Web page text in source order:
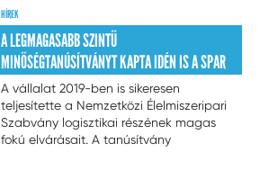
magas színvonalát, a munkavállalók és
a vezetők jeles szakmai felkészültségét
és...
HÍREK
A LEGMAGASABB SZINTŰ
MINŐSÉGTANÚSÍTVÁNYT KAPTA IDÉN IS A SPAR
A vállalat 2019-ben is sikeresen
teljesítette a Nemzetközi Élelmiszeripari
Szabvány logisztikai részének magas
fokú elvárásait. A tanúsítvány